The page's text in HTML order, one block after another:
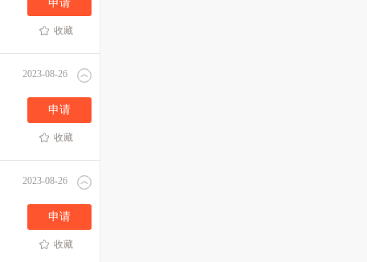
申请
收藏
2023-08-26
申请
收藏
2023-08-26
申请
收藏